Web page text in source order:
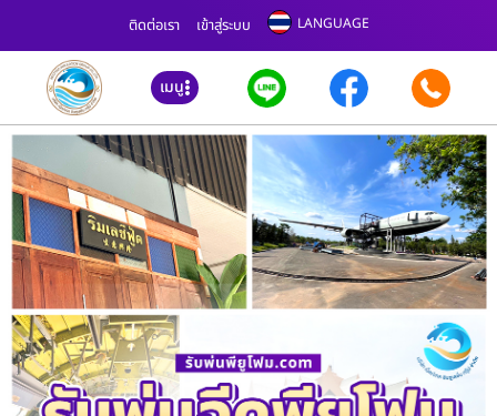
ติดต่อเรา เข้าสู่ระบบ LANGUAGE
เมนู